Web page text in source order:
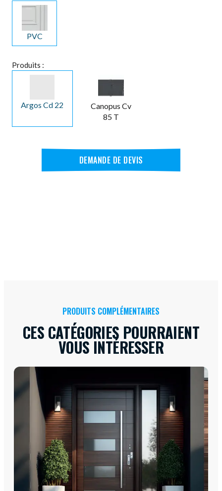
PVC
Produits :
Argos Cd 22
Canopus Cv
85 T
DEMANDE DE DEVIS
PRODUITS COMPLÉMENTAIRES
CES CATÉGORIES POURRAIENT
VOUS INTÉRESSER